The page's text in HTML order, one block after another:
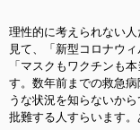
理性的に考えられない
見て、「新型コロナウ
「マスクもワクチンも
す。数年前までの救急
うな状況を知らないか
批難する人すらいます。